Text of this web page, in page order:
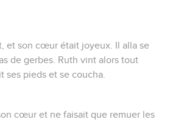
et son cœur était joyeux. Il alla se
de gerbes. Ruth vint alors tout
ses pieds et se coucha.
cœur et ne faisait que remuer les